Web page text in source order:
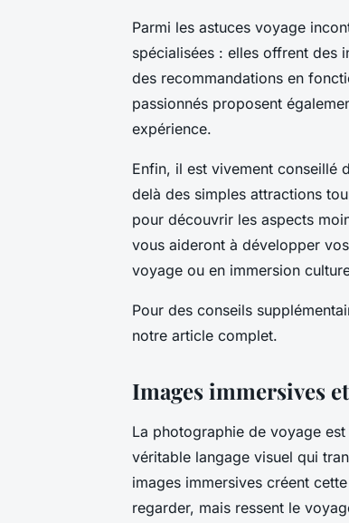
Parmi les astuces voyage
spécialisées : elles offrent des
des recommandations en
passionnés proposent
expérience.
Enfin, il est vivement conseillé
delà des simples attractions
pour découvrir les aspects
vous aideront à développer
voyage ou en immersion
Pour des conseils
notre article complet.
Images immersives
La photographie de voyage est
véritable langage visuel qui
images immersives créent
regarder, mais ressent le